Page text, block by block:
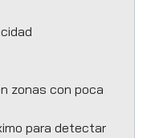
zonas con poca
para detectar